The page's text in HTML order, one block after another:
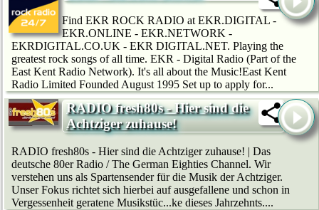
Find EKR ROCK RADIO at EKR.DIGITAL -
EKR.ONLINE - EKR.NETWORK -
EKRDIGITAL.CO.UK - EKR DIGITAL.NET. Playing the
greatest rock songs of all time. EKR - Digital Radio (Part of the
East Kent Radio Network). It's all about the Music!East Kent
Radio Limited Founded August 1995 Set up to apply for...
RADIO fresh80s - Hier sind die
Achtziger zuhause!
RADIO fresh80s - Hier sind die Achtziger zuhause! | Das
deutsche 80er Radio / The German Eighties Channel. Wir
verstehen uns als Spartensender für die Musik der Achtziger.
Unser Fokus richtet sich hierbei auf ausgefallene und schon in
Vergessenheit geratene Musikstüc...ke dieses Jahrzehnts....